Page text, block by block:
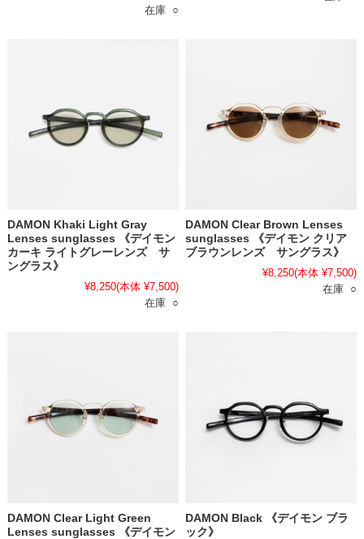
在庫 ○
DAMON Khaki Light Gray
Lenses sunglasses 《デイモン
カーキ ライトグレーレンズ サ
ングラス》
¥8,250(本体 ¥7,500)
在庫 ○
DAMON Clear Brown Lenses
sunglasses 《デイモン クリア
ブラウンレンズ サングラス》
¥8,250(本体 ¥7,500)
在庫 ○
DAMON Clear Light Green
Lenses sunglasses 《デイモン
DAMON Black 《デイモン ブラ
ック》